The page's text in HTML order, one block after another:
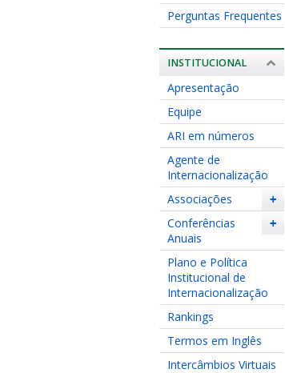
Perguntas Frequentes
INSTITUCIONAL
Apresentação
Equipe
ARI em números
Agente de
Internacionalização
+
Associações
+
Conferências
Anuais
Plano e Política
Institucional de
Internacionalização
Rankings
Termos em Inglês
Intercâmbios Virtuais